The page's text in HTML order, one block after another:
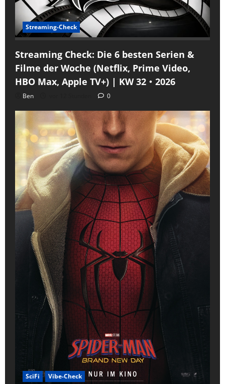
Streaming-Check
Streaming Check: Die 6 besten Serien &
Filme der Woche (Netflix, Prime Video,
HBO Max, Apple TV+) | KW 32・2026
Ben 0
SciFi Vibe-Check